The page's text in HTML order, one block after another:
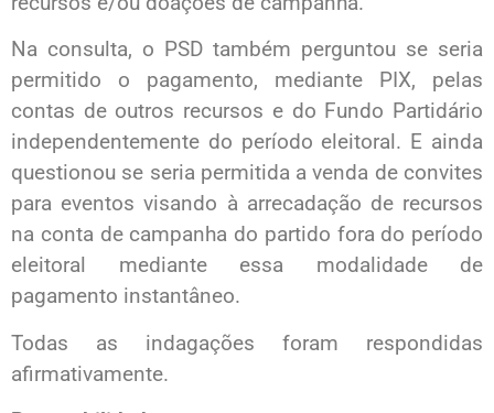
Na consulta, o PSD também perguntou se seria
permitido o pagamento, mediante PIX, pelas
contas de outros recursos e do Fundo Partidário
independentemente do período eleitoral. E ainda
questionou se seria permitida a venda de convites
para eventos visando à arrecadação de recursos
na conta de campanha do partido fora do período
eleitoral mediante essa modalidade de
pagamento instantâneo.
Todas as indagações foram respondidas
afirmativamente.